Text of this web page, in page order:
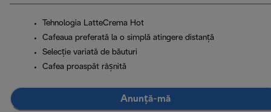
Tehnologia LatteCrema Hot
Cafeaua preferată la o simplă atingere distanță
Selecție variată de băuturi
Cafea proaspăt râșnită
Anunță-mă